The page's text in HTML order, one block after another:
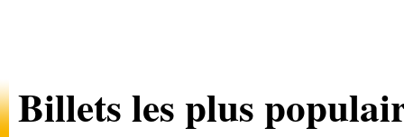
Billets les plus